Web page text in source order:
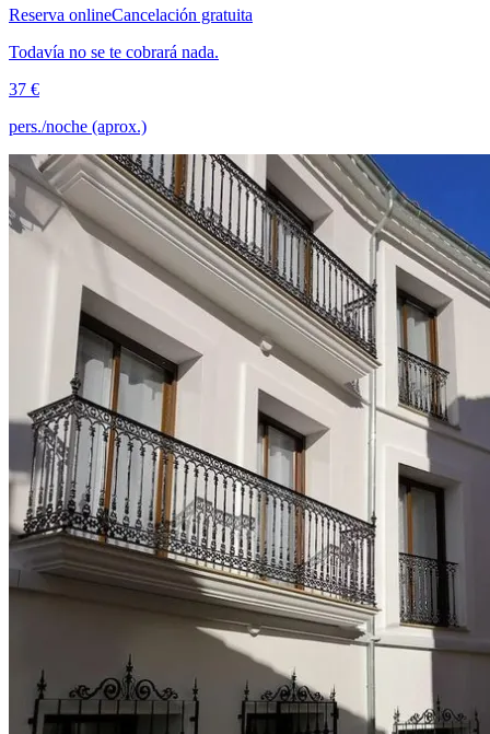
Reserva onlineCancelación gratuita
Todavía no se te cobrará nada.
37 €
pers./noche (aprox.)